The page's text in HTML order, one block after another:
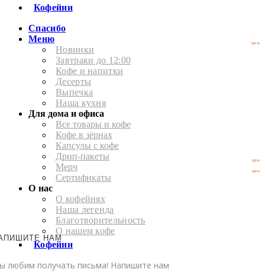
Кофейни
Спасибо
Меню
Новинки
new
Завтраки до 12:00
Кофе и напитки
Десерты
Выпечка
Наша кухня
Для дома и офиса
Все товары и кофе
Кофе в зёрнах
Капсулы с кофе
Дрип-пакеты
Мерч
new
Сертификаты
new
О нас
О кофейнях
Наша легенда
Благотворительность
О нашем кофе
Кофейни
НАМ
любим получать письма! Напишите нам